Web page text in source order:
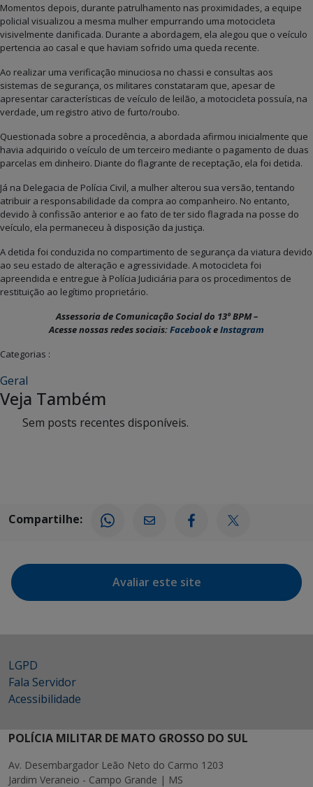
Momentos depois, durante patrulhamento nas proximidades, a equipe
policial visualizou a mesma mulher empurrando uma motocicleta
visivelmente danificada. Durante a abordagem, ela alegou que o veículo
pertencia ao casal e que haviam sofrido uma queda recente.
Ao realizar uma verificação minuciosa no chassi e consultas aos
sistemas de segurança, os militares constataram que, apesar de
apresentar características de veículo de leilão, a motocicleta possuía, na
verdade, um registro ativo de furto/roubo.
Questionada sobre a procedência, a abordada afirmou inicialmente que
havia adquirido o veículo de um terceiro mediante o pagamento de duas
parcelas em dinheiro. Diante do flagrante de receptação, ela foi detida.
Já na Delegacia de Polícia Civil, a mulher alterou sua versão, tentando
atribuir a responsabilidade da compra ao companheiro. No entanto,
devido à confissão anterior e ao fato de ter sido flagrada na posse do
veículo, ela permaneceu à disposição da justiça.
A detida foi conduzida no compartimento de segurança da viatura devido
ao seu estado de alteração e agressividade. A motocicleta foi
apreendida e entregue à Polícia Judiciária para os procedimentos de
restituição ao legítimo proprietário.
Assessoria de Comunicação Social do 13º BPM –
Acesse nossas redes sociais:FacebookeInstagram
Categorias :
Geral
Veja Também
Sem posts recentes disponíveis.
Compartilhe:
Avaliar este site
LGPD
Fala Servidor
Acessibilidade
POLÍCIA MILITAR DE MATO GROSSO DO SUL
Av. Desembargador Leão Neto do Carmo 1203
Jardim Veraneio - Campo Grande | MS